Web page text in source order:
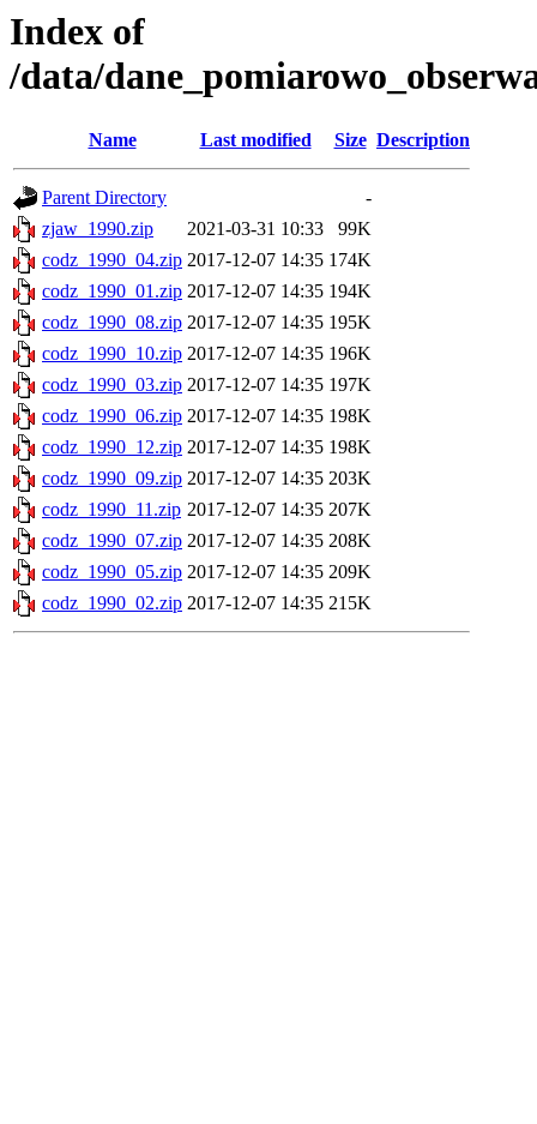
Index of
/data/
Name Last modified Size Description
Parent Directory
-
zjaw_1990.zip
2021-03-31 10:33
99K
codz_1990_04.zip 2017-12-07 14:35 174K
codz_1990_01.zip 2017-12-07 14:35 194K
codz_1990_08.zip 2017-12-07 14:35 195K
codz_1990_10.zip 2017-12-07 14:35 196K
codz_1990_03.zip 2017-12-07 14:35 197K
codz_1990_06.zip 2017-12-07 14:35 198K
codz_1990_12.zip 2017-12-07 14:35 198K
codz_1990_09.zip 2017-12-07 14:35 203K
codz_1990_11.zip 2017-12-07 14:35 207K
codz_1990_07.zip 2017-12-07 14:35 208K
codz_1990_05.zip 2017-12-07 14:35 209K
codz_1990_02.zip 2017-12-07 14:35 215K